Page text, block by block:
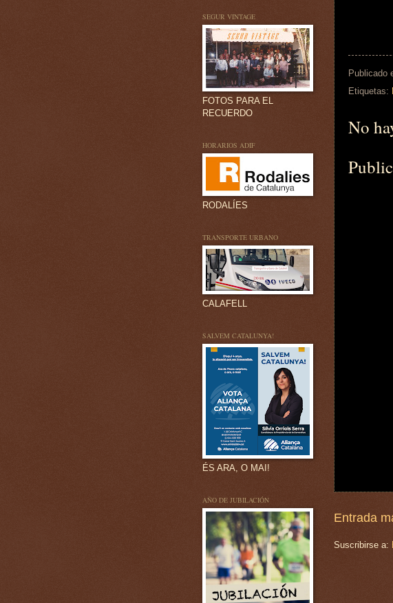
Publicado
Etiquetas:
No
Entrada
Suscribirse a:
SEGUR VINTAGE
FOTOS PARA EL
RECUERDO
HORARIOS ADIF
RODALÍES
TRANSPORTE URBANO
CALAFELL
SALVEM CATALUNYA!
ÉS ARA, O MAI!
AÑO DE JUBILACIÓN